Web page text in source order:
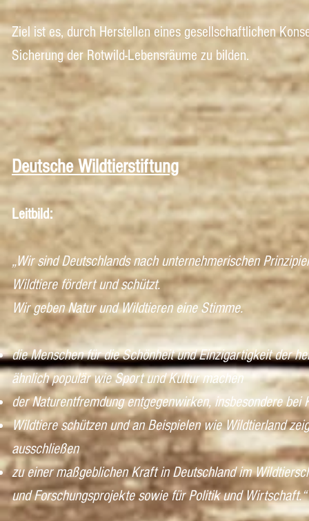
Ziel ist es, durch Herstellen eines gesellschaftlichen
Sicherung der Rotwild-Lebensräume zu bilden.
Deutsche Wildtierstiftung
Leitbild:
„Wir sind Deutschlands nach unternehmerischen
Wildtiere fördert und schützt.
Wir geben Natur und Wildtieren eine Stimme.
die Menschen für die Schönheit und Einzigartigkeit der
ähnlich populär wie Sport und Kultur machen
der Naturentfremdung entgegenwirken, insbesondere
Wildtiere schützen und an Beispielen wie Wildtierland
ausschließen
zu einer maßgeblichen Kraft in Deutschland im
und Forschungsprojekte sowie für Politik und